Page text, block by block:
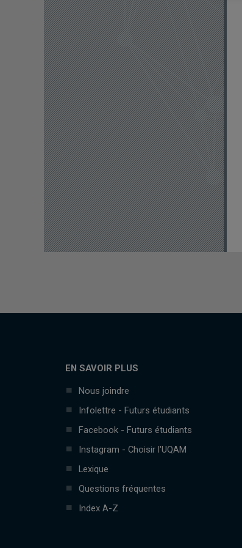
EN SAVOIR PLUS
Nous joindre
Infolettre - Futurs étudiants
Facebook - Futurs étudiants
Instagram - Choisir l'UQAM
Lexique
Questions fréquentes
Index A-Z